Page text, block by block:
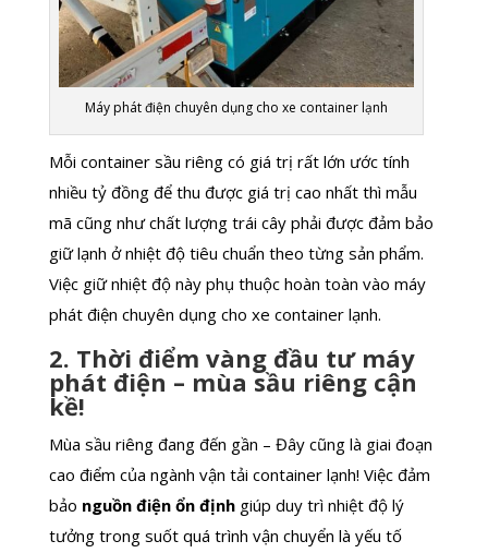
Máy phát điện chuyên dụng cho xe container lạnh
Mỗi container sầu riêng có giá trị rất lớn ước tính
nhiều tỷ đồng để thu được giá trị cao nhất thì mẫu
mã cũng như chất lượng trái cây phải được đảm bảo
giữ lạnh ở nhiệt độ tiêu chuẩn theo từng sản phẩm.
Việc giữ nhiệt độ này phụ thuộc hoàn toàn vào máy
phát điện chuyên dụng cho xe container lạnh.
2. Thời điểm vàng đầu tư máy
phát điện – mùa sầu riêng cận
kề!
Mùa sầu riêng đang đến gần – Đây cũng là giai đoạn
cao điểm của ngành vận tải container lạnh! Việc đảm
bảo nguồn điện ổn địnhgiúp duy trì nhiệt độ lý
tưởng trong suốt quá trình vận chuyển là yếu tố